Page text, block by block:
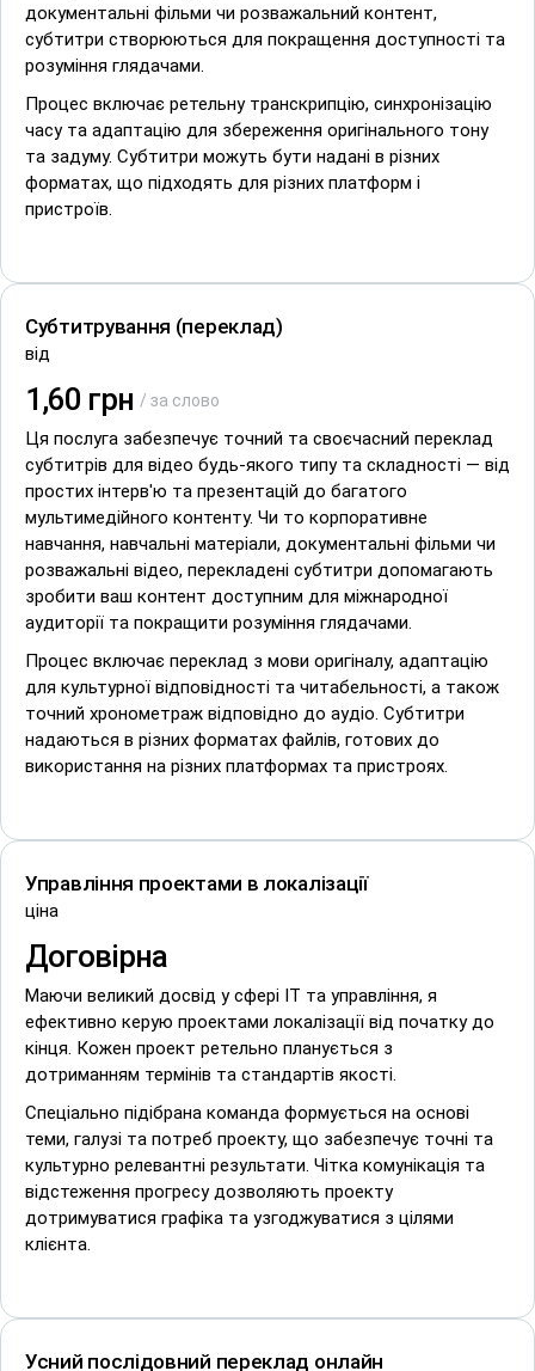
документальні фільми чи розважальний контент,
субтитри створюються для покращення доступності та
розуміння глядачами.
Процес включає ретельну транскрипцію, синхронізацію
часу та адаптацію для збереження оригінального тону
та задуму. Субтитри можуть бути надані в різних
форматах, що підходять для різних платформ і
пристроїв.
Субтитрування (переклад)
від
1,60 грн / за слово
Ця послуга забезпечує точний та своєчасний переклад
субтитрів для відео будь-якого типу та складності — від
простих інтерв'ю та презентацій до багатого
мультимедійного контенту. Чи то корпоративне
навчання, навчальні матеріали, документальні фільми чи
розважальні відео, перекладені субтитри допомагають
зробити ваш контент доступним для міжнародної
аудиторії та покращити розуміння глядачами.
Процес включає переклад з мови оригіналу, адаптацію
для культурної відповідності та читабельності, а також
точний хронометраж відповідно до аудіо. Субтитри
надаються в різних форматах файлів, готових до
використання на різних платформах та пристроях.
Управління проектами в локалізації
ціна
Договірна
Маючи великий досвід у сфері ІТ та управління, я
ефективно керую проектами локалізації від початку до
кінця. Кожен проект ретельно планується з
дотриманням термінів та стандартів якості.
Спеціально підібрана команда формується на основі
теми, галузі та потреб проекту, що забезпечує точні та
культурно релевантні результати. Чітка комунікація та
відстеження прогресу дозволяють проекту
дотримуватися графіка та узгоджуватися з цілями
клієнта.
Усний послідовний переклад онлайн